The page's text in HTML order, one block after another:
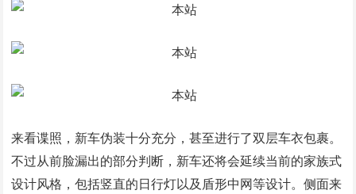
来看谍照，新车伪装十分充分，甚至进行了双层车衣包裹。
不过从前脸漏出的部分判断，新车还将会延续当前的家族式
设计风格，包括竖直的日行灯以及盾形中网等设计。侧面来